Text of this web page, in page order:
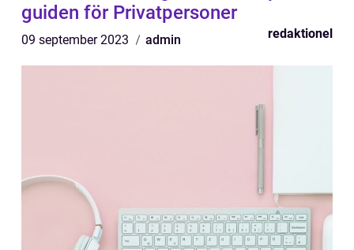
guiden för Privatpersoner
09 september 2023 admin redaktionel